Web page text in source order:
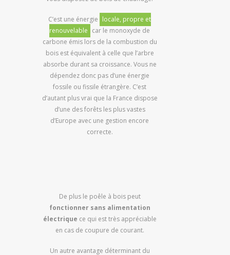
C’est une énergie locale, propre et
renouvelable car le monoxyde de
carbone émis lors de la combustion du
bois est équivalent à celle que l’arbre
absorbe durant sa croissance. Vous ne
dépendez donc pas d’une énergie
fossile ou fissile étrangère. C’est
d’autant plus vrai que la France dispose
d’une des forêts les plus vastes
d’Europe avec une gestion encore
correcte.
De plus le poêle à bois peut
fonctionner sans alimentation
électrique ce qui est très appréciable
en cas de coupure de courant.
Un autre avantage déterminant du